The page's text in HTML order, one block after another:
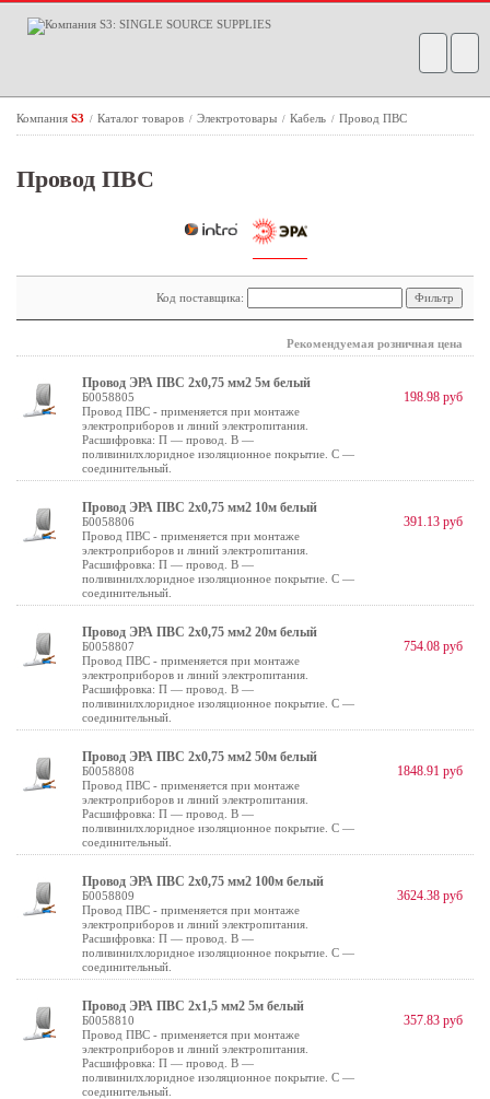
Компания S3 / Каталог товаров / Электротовары / Кабель / Провод ПВС
Провод ПВС
Код поставщика:
Рекомендуемая розничная цена
Провод ЭРА ПВС 2х0,75 мм2 5м белый
Б0058805
Провод ПВС - применяется при монтаже
электроприборов и линий электропитания.
Расшифровка: П — провод. В —
поливинилхлоридное изоляционное покрытие. С —
соединительный.
198.98 руб
Провод ЭРА ПВС 2х0,75 мм2 10м белый
Б0058806
Провод ПВС - применяется при монтаже
электроприборов и линий электропитания.
Расшифровка: П — провод. В —
поливинилхлоридное изоляционное покрытие. С —
соединительный.
391.13 руб
Провод ЭРА ПВС 2х0,75 мм2 20м белый
Б0058807
Провод ПВС - применяется при монтаже
электроприборов и линий электропитания.
Расшифровка: П — провод. В —
поливинилхлоридное изоляционное покрытие. С —
соединительный.
754.08 руб
Провод ЭРА ПВС 2х0,75 мм2 50м белый
Б0058808
Провод ПВС - применяется при монтаже
электроприборов и линий электропитания.
Расшифровка: П — провод. В —
поливинилхлоридное изоляционное покрытие. С —
соединительный.
1848.91 руб
Провод ЭРА ПВС 2х0,75 мм2 100м белый
Б0058809
Провод ПВС - применяется при монтаже
электроприборов и линий электропитания.
Расшифровка: П — провод. В —
поливинилхлоридное изоляционное покрытие. С —
соединительный.
3624.38 руб
Провод ЭРА ПВС 2х1,5 мм2 5м белый
Б0058810
Провод ПВС - применяется при монтаже
электроприборов и линий электропитания.
Расшифровка: П — провод. В —
поливинилхлоридное изоляционное покрытие. С —
соединительный.
357.83 руб